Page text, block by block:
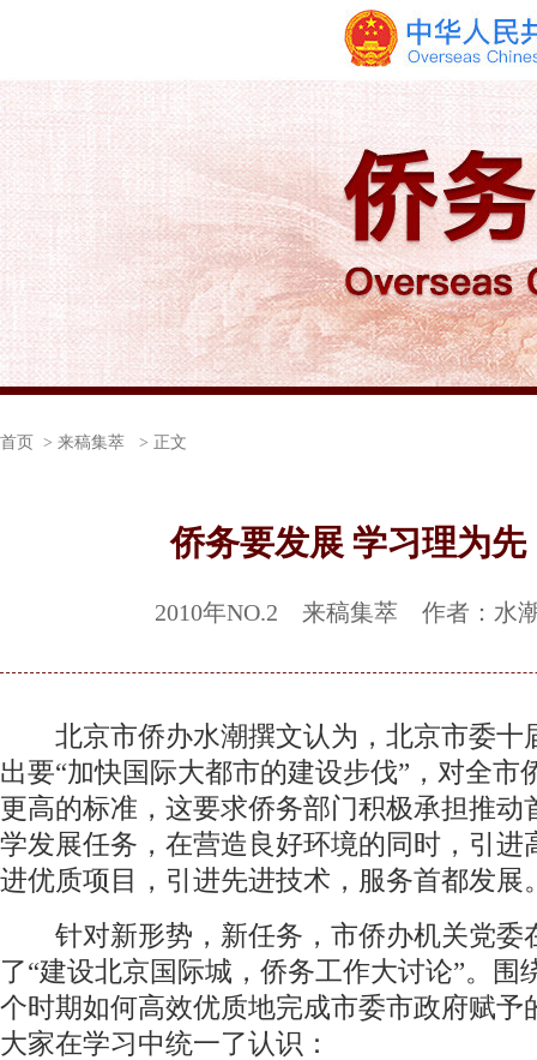
首页 > 来稿集萃 > 正文
侨务要发展 学习理为先
2010年NO.2 来稿集萃 作者：水
北京市侨办水潮撰文认为，北京市委十
出要“加快国际大都市的建设步伐”，对全市
更高的标准，这要求侨务部门积极承担推动
学发展任务，在营造良好环境的同时，引进
进优质项目，引进先进技术，服务首都发展
针对新形势，新任务，市侨办机关党委
了“建设北京国际城，侨务工作大讨论”。围
个时期如何高效优质地完成市委市政府赋予
大家在学习中统一了认识：